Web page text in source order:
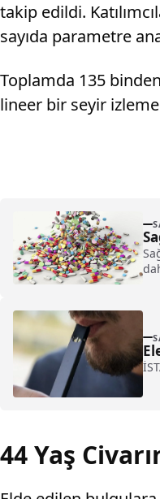
takip edildi.
sayıda parametre
Toplamda 135
lineer bir seyir
44 Yaş